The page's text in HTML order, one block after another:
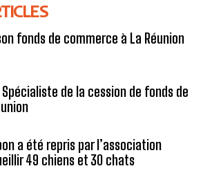
fonds de commerce à La Réunion
Spécialiste de la cession de fonds de
a été repris par l’association
49 chiens et 30 chats